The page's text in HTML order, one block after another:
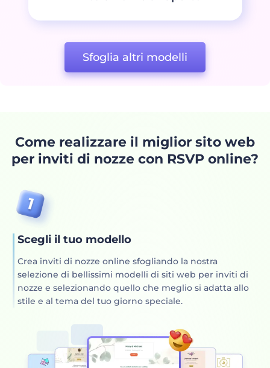
Sfoglia altri modelli
Come realizzare il miglior sito web
per inviti di nozze con RSVP online?
Scegli il tuo modello
Crea inviti di nozze online sfogliando la nostra
selezione di bellissimi modelli di siti web per inviti di
nozze e selezionando quello che meglio si adatta allo
stile e al tema del tuo giorno speciale.